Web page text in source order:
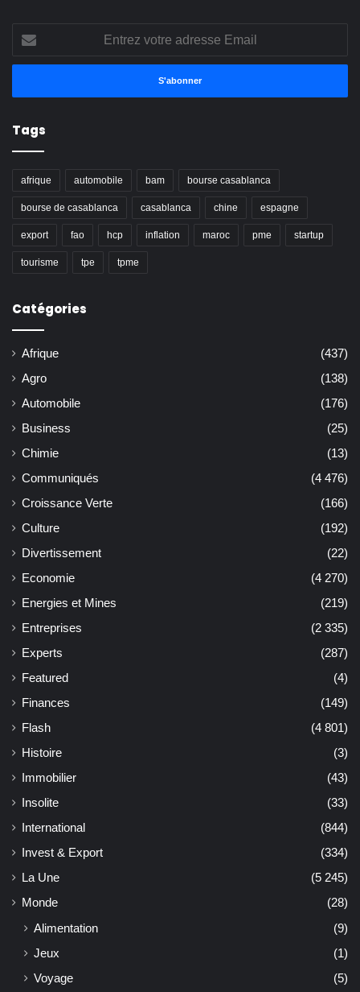
votre
adresse
Tags
afrique automobile bam bourse casablanca
bourse de casablanca casablanca chine espagne
export fao hcp inflation maroc pme startup
tourisme tpe tpme
Catégories
Afrique
(437)
Agro
(138)
Automobile
(176)
Business
(25)
Chimie
(13)
Communiqués
(4 476)
Croissance Verte
(166)
Culture
(192)
Divertissement
(22)
Economie
(4 270)
Energies et Mines
(219)
Entreprises
(2 335)
Experts
(287)
Featured
(4)
Finances
(149)
Flash
(4 801)
Histoire
(3)
Immobilier
(43)
Insolite
(33)
International
(844)
Invest & Export
(334)
La Une
(5 245)
Monde
(28)
Alimentation
(9)
Jeux
(1)
Voyage
(5)